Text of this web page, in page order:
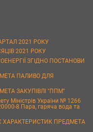
2021 РОКУ
2021 РОКУ
ЗГІДНО ПОСТАНОВИ
ПАЛИВО ДЛЯ
ЗАКУПІВЛІ "ППМ"
Міністрів України № 1266
8 Пара, гаряча вода та
ХАРАКТЕРИСТИК ПРЕДМЕТА